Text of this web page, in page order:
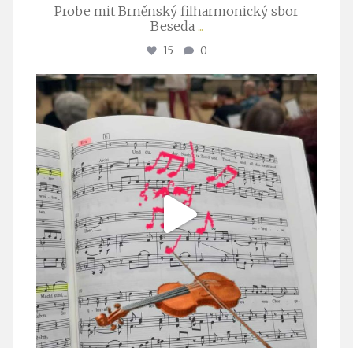
Probe mit Brněnský filharmonický sbor
Beseda ...
15 0
stuttgarter_oratorienchor
Juli 23